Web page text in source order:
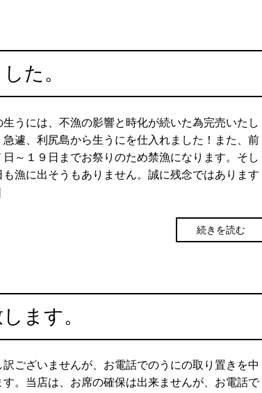
た。
生うには、不漁の影響と時化が続いた為完売いたし
急遽、利尻島から生うにを仕入れました！また、前
日～１９日までお祭りのため禁漁になります。そし
も漁に出そうもありません。誠に残念ではあります
続きを読む
ます。
訳ございませんが、お電話でのうにの取り置きを中
す。当店は、お席の確保は出来ませんが、お電話で